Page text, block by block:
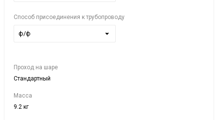
Способ присоединения к трубопроводу
ф/ф
Проход на шаре
Стандартный
Масса
9.2 кг